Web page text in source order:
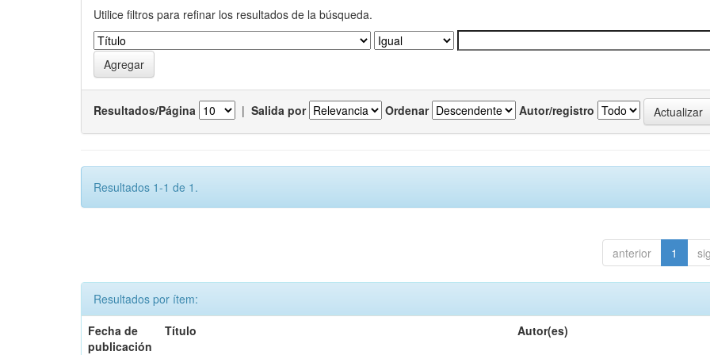
Utilice filtros para refinar los resultados de la búsqueda.
Resultados/Página | Salida por Ordenar Autor/registro
Resultados 1-1 de 1.
anterior 1
Resultados por ítem:
Fecha de
publicación
Título Autor(es)